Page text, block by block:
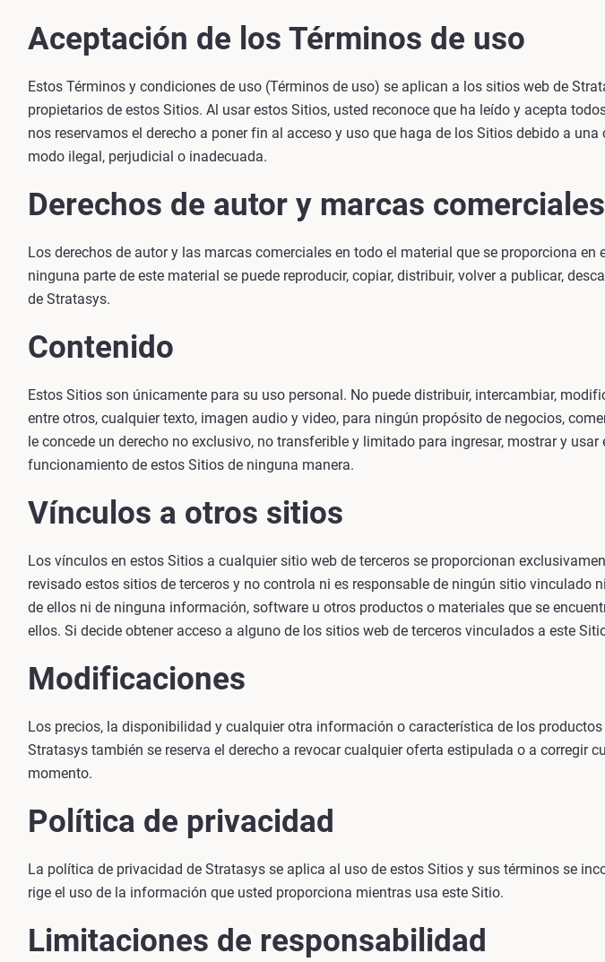
Aceptación de los Términos de uso
Estos Términos y condiciones de uso (Términos de uso) se aplican a los sitios web de
propietarios de estos Sitios. Al usar estos Sitios, usted reconoce que ha leído y acepta
nos reservamos el derecho a poner fin al acceso y uso que haga de los Sitios debido a
modo ilegal, perjudicial o inadecuada.
Derechos de autor y marcas comerciales
Los derechos de autor y las marcas comerciales en todo el material que se proporciona
ninguna parte de este material se puede reproducir, copiar, distribuir, volver a publicar,
de Stratasys.
Contenido
Estos Sitios son únicamente para su uso personal. No puede distribuir, intercambiar,
entre otros, cualquier texto, imagen audio y video, para ningún propósito de negocios,
le concede un derecho no exclusivo, no transferible y limitado para ingresar, mostrar y
funcionamiento de estos Sitios de ninguna manera.
Vínculos a otros sitios
Los vínculos en estos Sitios a cualquier sitio web de terceros se proporcionan
revisado estos sitios de terceros y no controla ni es responsable de ningún sitio
de ellos ni de ninguna información, software u otros productos o materiales que se
ellos. Si decide obtener acceso a alguno de los sitios web de terceros vinculados a este
Modificaciones
Los precios, la disponibilidad y cualquier otra información o característica de los
Stratasys también se reserva el derecho a revocar cualquier oferta estipulada o a corregir
momento.
Política de privacidad
La política de privacidad de Stratasys se aplica al uso de estos Sitios y sus términos se
rige el uso de la información que usted proporciona mientras usa este Sitio.
Limitaciones de responsabilidad